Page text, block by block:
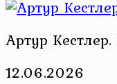
Артур
12.06.2026